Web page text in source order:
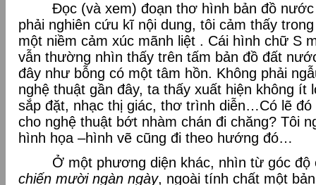
Đọc (và xem) đoạn thơ hình bản đồ nước
phải nghiên cứu kĩ nội dung, tôi cảm thấy
một niềm cảm xúc mãnh liệt . Cái hình chữ S
vẫn thường nhìn thấy trên tấm bản đồ đất
đây như bỗng có một tâm hồn. Không phải
nghệ thuật gần đây, ta thấy xuất hiện không ít
sắp đặt, nhạc thị giác, thơ trình diễn…Có lẽ đó
cho nghệ thuật bớt nhàm chán đi chăng? Tôi
hình họa –hình vẽ cũng đi theo hướng đó…
Ở một phương diện khác, nhìn từ góc độ
chiến mười ngàn ngày, ngoài tính chất một